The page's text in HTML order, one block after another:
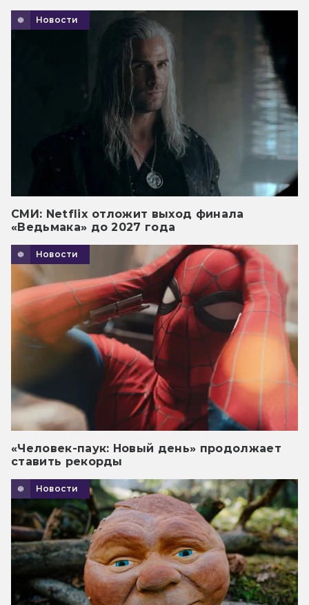
Новости
СМИ: Netflix отложит выход финала
«Ведьмака» до 2027 года
Новости
«Человек-паук: Новый день» продолжает
ставить рекорды
Новости